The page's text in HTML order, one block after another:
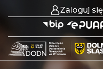
Zaloguj się